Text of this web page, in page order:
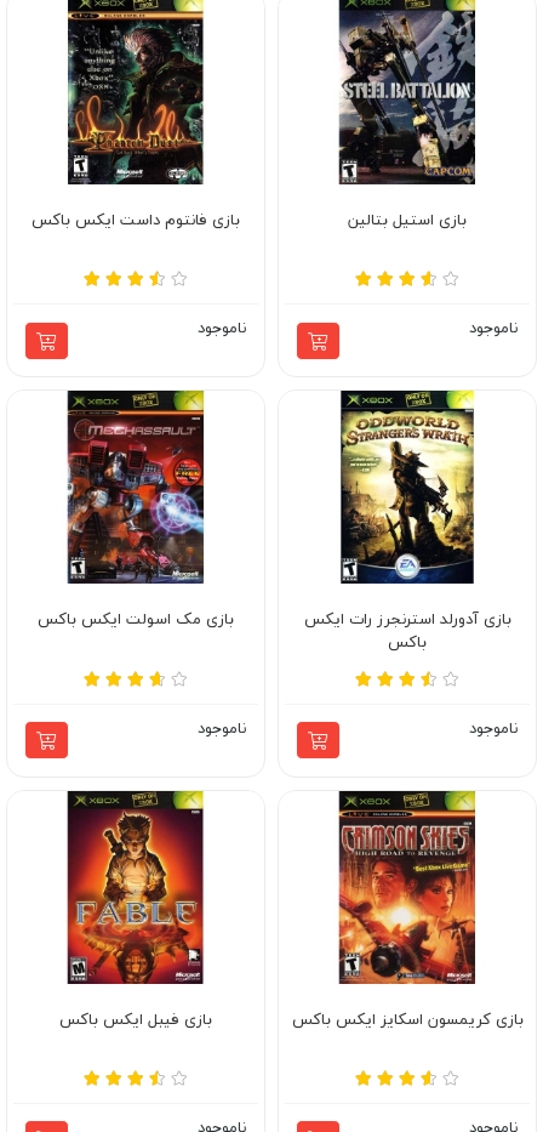
بازی استیل بتالین
ناموجود
بازی فانتوم داست ایکس باکس
ناموجود
بازی آدورلد استرنجرز رات ایکس
باکس
ناموجود
بازی مک اسولت ایکس باکس
ناموجود
بازی کریمسون اسکایز ایکس باکس بازی فیبل ایکس باکس